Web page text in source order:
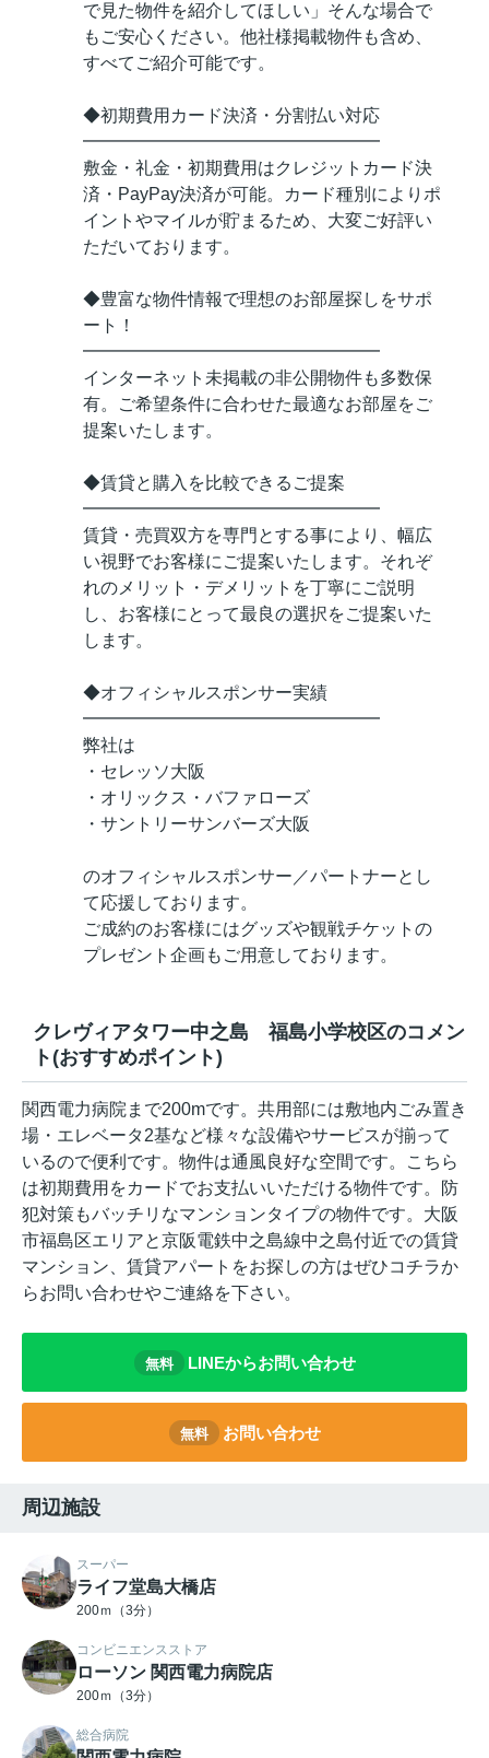
で見た物件を紹介してほしい」そんな場合で
もご安心ください。他社様掲載物件も含め、
すべてご紹介可能です。
◆初期費用カード決済・分割払い対応
━━━━━━━━━━━━━━━━━
敷金・礼金・初期費用はクレジットカード決
済・PayPay決済が可能。カード種別によりポ
イントやマイルが貯まるため、大変ご好評い
ただいております。
◆豊富な物件情報で理想のお部屋探しをサポ
ート！
━━━━━━━━━━━━━━━━━
インターネット未掲載の非公開物件も多数保
有。ご希望条件に合わせた最適なお部屋をご
提案いたします。
◆賃貸と購入を比較できるご提案
━━━━━━━━━━━━━━━━━
賃貸・売買双方を専門とする事により、幅広
い視野でお客様にご提案いたします。それぞ
れのメリット・デメリットを丁寧にご説明
し、お客様にとって最良の選択をご提案いた
します。
◆オフィシャルスポンサー実績
━━━━━━━━━━━━━━━━━
弊社は
・セレッソ大阪
・オリックス・バファローズ
・サントリーサンバーズ大阪
のオフィシャルスポンサー／パートナーとし
て応援しております。
ご成約のお客様にはグッズや観戦チケットの
プレゼント企画もご用意しております。
クレヴィアタワー中之島 福島小学校区のコメン
ト(おすすめポイント)
関西電力病院まで200mです。共用部には敷地内ごみ置き
場・エレベータ2基など様々な設備やサービスが揃って
いるので便利です。物件は通風良好な空間です。こちら
は初期費用をカードでお支払いいただける物件です。防
犯対策もバッチリなマンションタイプの物件です。大阪
市福島区エリアと京阪電鉄中之島線中之島付近での賃貸
マンション、賃貸アパートをお探しの方はぜひコチラか
らお問い合わせやご連絡を下さい。
無料 LINEからお問い合わせ
無料 お問い合わせ
周辺施設
スーパー
ライフ堂島大橋店
200ｍ（3分）
コンビニエンスストア
ローソン 関西電力病院店
200ｍ（3分）
総合病院